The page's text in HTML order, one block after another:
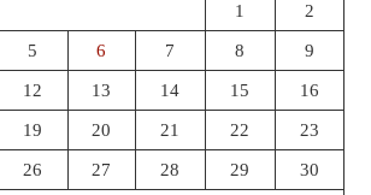
1 2
5 6 7 8 9
12 13 14 15 16
19 20 21 22 23
26 27 28 29 30